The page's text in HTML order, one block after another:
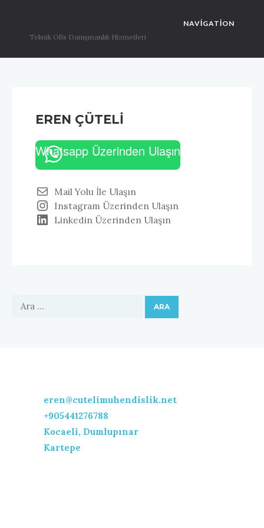
Teknik Ofis Danışmanlık Hizmetleri
NAVIGATION
EREN ÇÜTELİ
Whatsapp Üzerinden Ulaşın
Mail Yolu İle Ulaşın
Instagram Üzerinden Ulaşın
Linkedin Üzerinden Ulaşın
Arama:
eren@cutelimuhendislik.net
+905441276788
Kocaeli, Dumlupınar
Kartepe